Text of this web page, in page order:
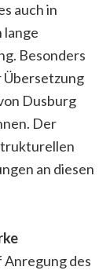
auch in
lange
Besonders
Übersetzung
Dusburg
Der
an diesen
Anregung des